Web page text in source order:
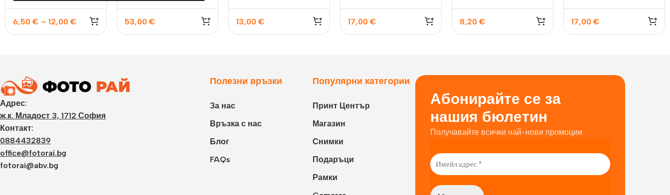
6,50 € – 12,00 € 53,00 € 13,00 € 17,00 € 8,20 € 17,00 €
Адрес:
ж.к. Младост 3, 1712 София
Контакт:
0884432839
office@fotorai.bg
fotorai@abv.bg
Полезни връзки
За нас
Връзка с нас
Блог
FAQs
Популярни категории
Принт Център
Магазин
Снимки
Подаръци
Рамки
Абонирайте се за
нашия бюлетин
Получавайте всички най-нови промоции.